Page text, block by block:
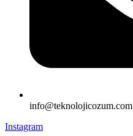
info@teknolojicozum.com
Instagram